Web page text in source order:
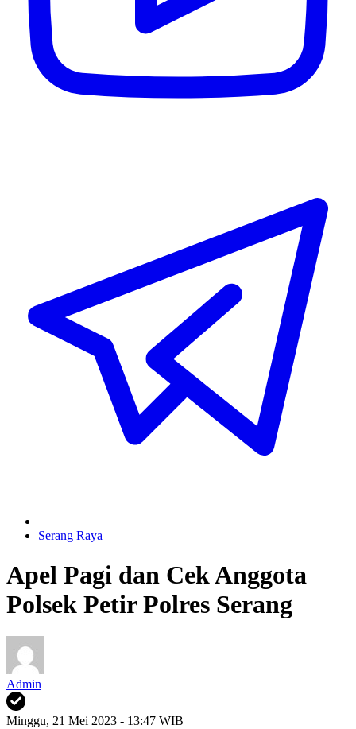
Serang Raya
Apel Pagi dan Cek Anggota
Polsek Petir Polres Serang
Admin
Minggu, 21 Mei 2023 - 13:47 WIB